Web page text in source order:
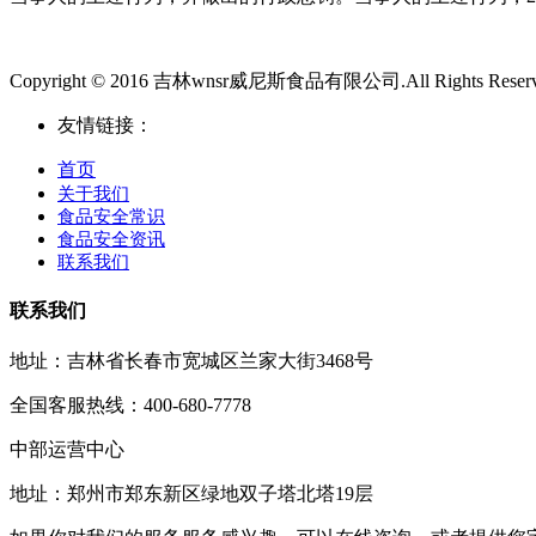
Copyright © 2016 吉林wnsr威尼斯食品有限公司.All Rights
友情链接：
首页
关于我们
食品安全常识
食品安全资讯
联系我们
联系我们
地址：吉林省长春市宽城区兰家大街3468号
全国客服热线：400-680-7778
中部运营中心
地址：郑州市郑东新区绿地双子塔北塔19层